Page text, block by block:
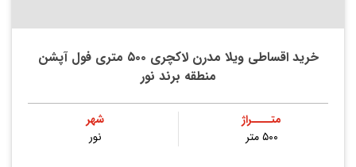
خرید اقساطی ویلا مدرن لاکچری ۵۰۰ متری فول آپشن
منطقه برند نور
متــــراژ
۵۰۰ متر
شهر
نور